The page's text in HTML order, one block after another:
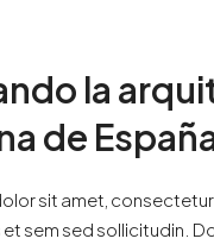
la
de
sit amet,
et sem sed sollicitudin.